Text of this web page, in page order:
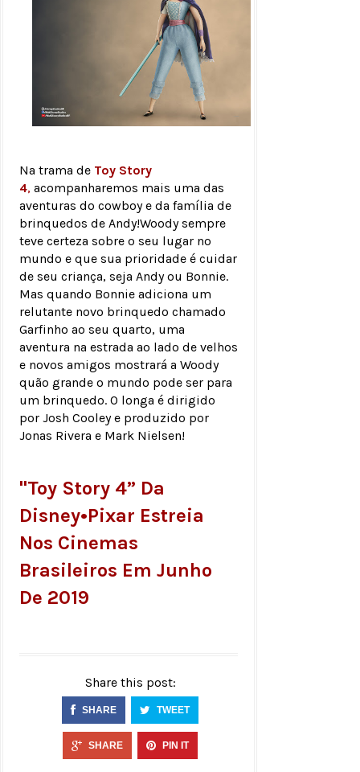
Na trama de Toy Story
4, acompanharemos mais uma das
aventuras do cowboy e da família de
brinquedos de Andy!Woody sempre
teve certeza sobre o seu lugar no
mundo e que sua prioridade é cuidar
de seu criança, seja Andy ou Bonnie.
Mas quando Bonnie adiciona um
relutante novo brinquedo chamado
Garfinho ao seu quarto, uma
aventura na estrada ao lado de velhos
e novos amigos mostrará a Woody
quão grande o mundo pode ser para
um brinquedo. O longa é dirigido
por Josh Cooley e produzido por
Jonas Rivera e Mark Nielsen!
"Toy Story 4” Da
Disney•Pixar Estreia
Nos Cinemas
Brasileiros Em Junho
De 2019
Share this post:
SHARE TWEET
SHARE PIN IT